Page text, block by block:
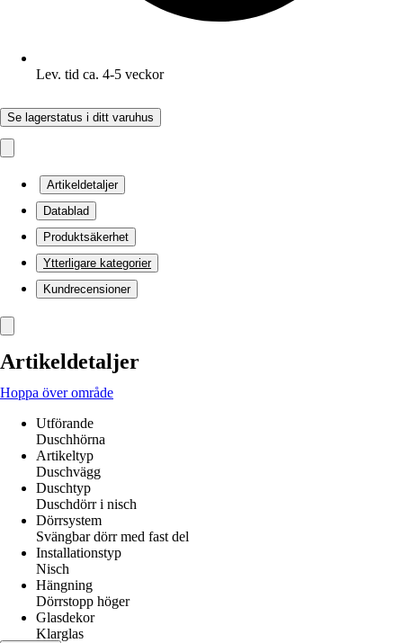
Lev. tid ca. 4-5 veckor
Se lagerstatus i ditt varuhus
Artikeldetaljer
Datablad
Produktsäkerhet
Ytterligare kategorier
Kundrecensioner
Artikeldetaljer
Hoppa över område
Utförande
Duschhörna
Artikeltyp
Duschvägg
Duschtyp
Duschdörr i nisch
Dörrsystem
Svängbar dörr med fast del
Installationstyp
Nisch
Hängning
Dörrstopp höger
Glasdekor
Klarglas